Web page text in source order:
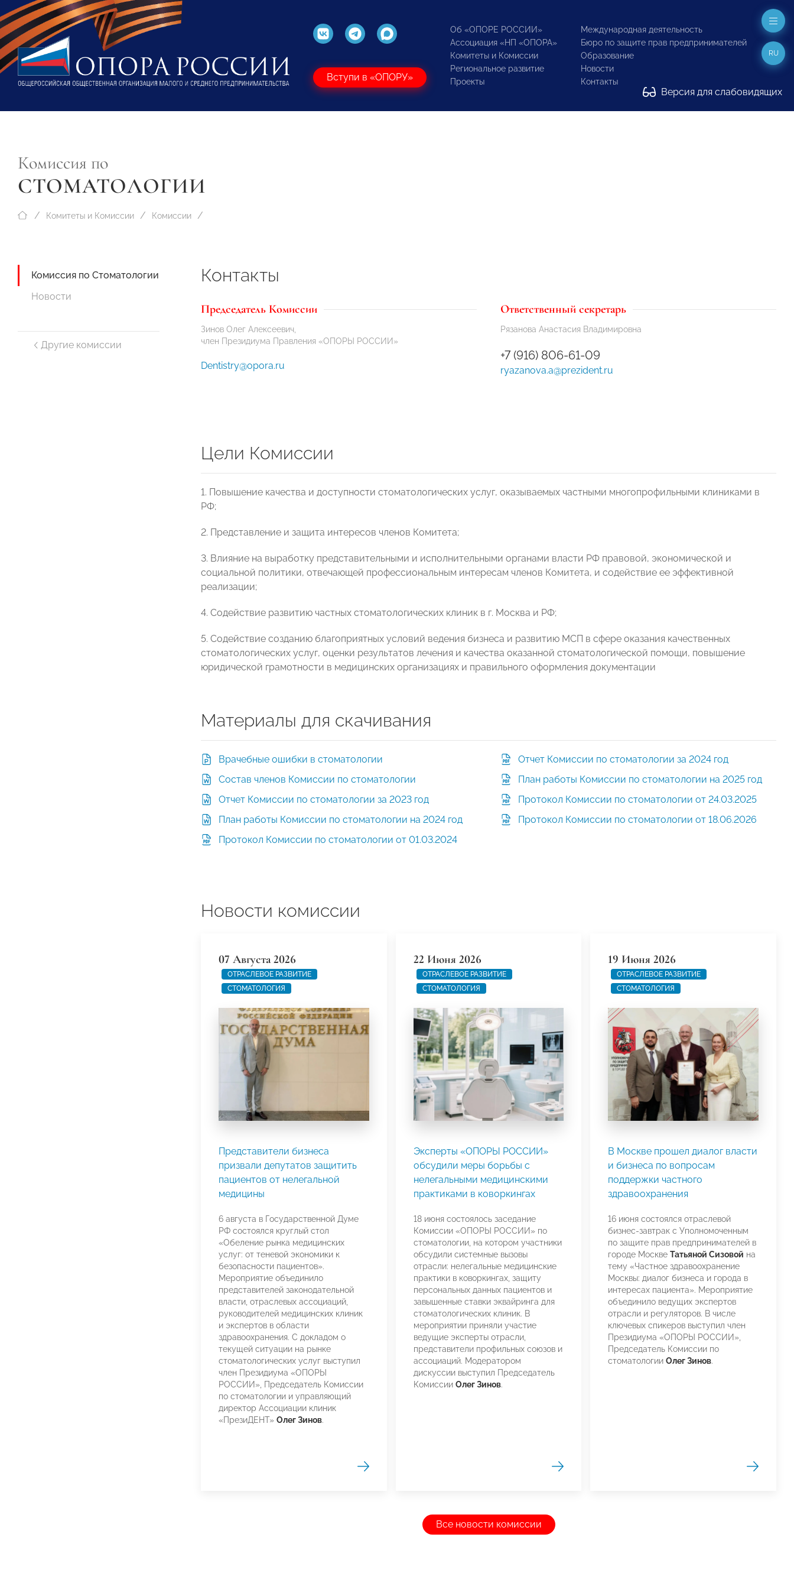
Вступи в «ОПОРУ»
Об «ОПОРЕ РОССИИ»
Ассоциация «НП «ОПОРА»
Комитеты и Комиссии
Региональное развитие
Проекты
Международная деятельность
Бюро по защите прав предпринимателей
Образование
Новости
Контакты
Версия для слабовидящих
RU
Комиссия по
СТОМАТОЛОГИИ
Комитеты и Комиссии Комиссии
Комиссия по Стоматологии
Новости
Другие комиссии
Контакты
Председатель Комиссии
Зинов Олег Алексеевич,
член Президиума Правления «ОПОРЫ РОССИИ»
Dentistry@opora.ru
Ответственный секретарь
Рязанова Анастасия Владимировна
+7 (916) 806-61-09
ryazanova.a@prezident.ru
Цели Комиссии
1. Повышение качества и доступности стоматологических услуг, оказываемых частными многопрофильными клиниками в
РФ;
2. Представление и защита интересов членов Комитета;
3. Влияние на выработку представительными и исполнительными органами власти РФ правовой, экономической и
социальной политики, отвечающей профессиональным интересам членов Комитета, и содействие ее эффективной
реализации;
4. Содействие развитию частных стоматологических клиник в г. Москва и РФ;
5. Содействие созданию благоприятных условий ведения бизнеса и развитию МСП в сфере оказания качественных
стоматологических услуг, оценки результатов лечения и качества оказанной стоматологической помощи, повышение
юридической грамотности в медицинских организациях и правильного оформления документации
Материалы для скачивания
Врачебные ошибки в стоматологии
Состав членов Комиссии по стоматологии
Отчет Комиссии по стоматологии за 2023 год
План работы Комиссии по стоматологии на 2024 год
Протокол Комиссии по стоматологии от 01.03.2024
Отчет Комиссии по стоматологии за 2024 год
План работы Комиссии по стоматологии на 2025 год
Протокол Комиссии по стоматологии от 24.03.2025
Протокол Комиссии по стоматологии от 18.06.2026
Новости комиссии
07 Августа 2026
ОТРАСЛЕВОЕ РАЗВИТИЕ
СТОМАТОЛОГИЯ
Представители бизнеса
призвали депутатов защитить
пациентов от нелегальной
медицины
6 августа в Государственной Думе
РФ состоялся круглый стол
«Обеление рынка медицинских
услуг: от теневой экономики к
безопасности пациентов».
Мероприятие объединило
представителей законодательной
власти, отраслевых ассоциаций,
руководителей медицинских клиник
и экспертов в области
здравоохранения. С докладом о
текущей ситуации на рынке
стоматологических услуг выступил
член Президиума «ОПОРЫ
РОССИИ», Председатель Комиссии
по стоматологии и управляющий
директор Ассоциации клиник
«ПрезиДЕНТ» Олег Зинов.
22 Июня 2026
ОТРАСЛЕВОЕ РАЗВИТИЕ
СТОМАТОЛОГИЯ
Эксперты «ОПОРЫ РОССИИ»
обсудили меры борьбы с
нелегальными медицинскими
практиками в коворкингах
18 июня состоялось заседание
Комиссии «ОПОРЫ РОССИИ» по
стоматологии, на котором участники
обсудили системные вызовы
отрасли: нелегальные медицинские
практики в коворкингах, защиту
персональных данных пациентов и
завышенные ставки эквайринга для
стоматологических клиник. В
мероприятии приняли участие
ведущие эксперты отрасли,
представители профильных союзов и
ассоциаций. Модератором
дискуссии выступил Председатель
Комиссии Олег Зинов.
19 Июня 2026
ОТРАСЛЕВОЕ РАЗВИТИЕ
СТОМАТОЛОГИЯ
В Москве прошел диалог власти
и бизнеса по вопросам
поддержки частного
здравоохранения
16 июня состоялся отраслевой
бизнес-завтрак с Уполномоченным
по защите прав предпринимателей в
городе МосквеТатьяной Сизовой на
тему «Частное здравоохранение
Москвы: диалог бизнеса и города в
интересах пациента». Мероприятие
объединило ведущих экспертов
отрасли и регуляторов. В числе
ключевых спикеров выступил член
Президиума «ОПОРЫ РОССИИ»,
Председатель Комиссии по
стоматологииОлег Зинов.
Все новости комиссии